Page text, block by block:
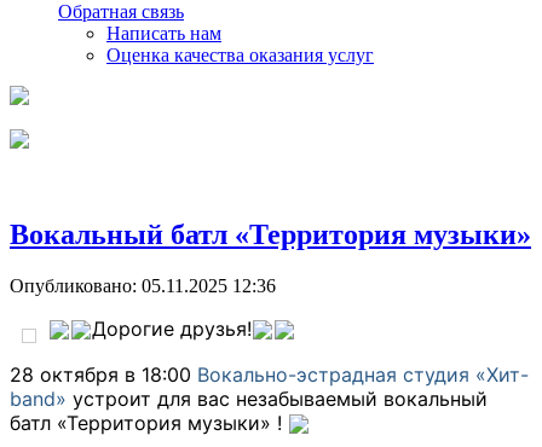
Обратная связь
Написать нам
Оценка качества оказания услуг
Вокальный батл «Территория музыки»
Опубликовано: 05.11.2025 12:36
Дорогие друзья!
28 октября в 18:00 Вокально-эстрадная студия «Хит-
band» устроит для вас незабываемый вокальный
батл «Территория музыки» !